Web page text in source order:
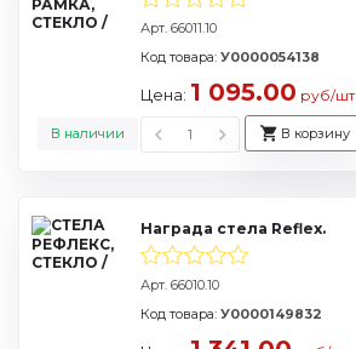
Арт. 66011.10
В наличии
Код товара: У0000054138
Цена: 1 095.00 руб/шт
В корзину
Награда стела Reflex.
Арт. 66010.10
Код товара: У0000149832